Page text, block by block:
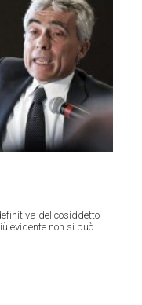
del cosiddetto
evidente non si può...